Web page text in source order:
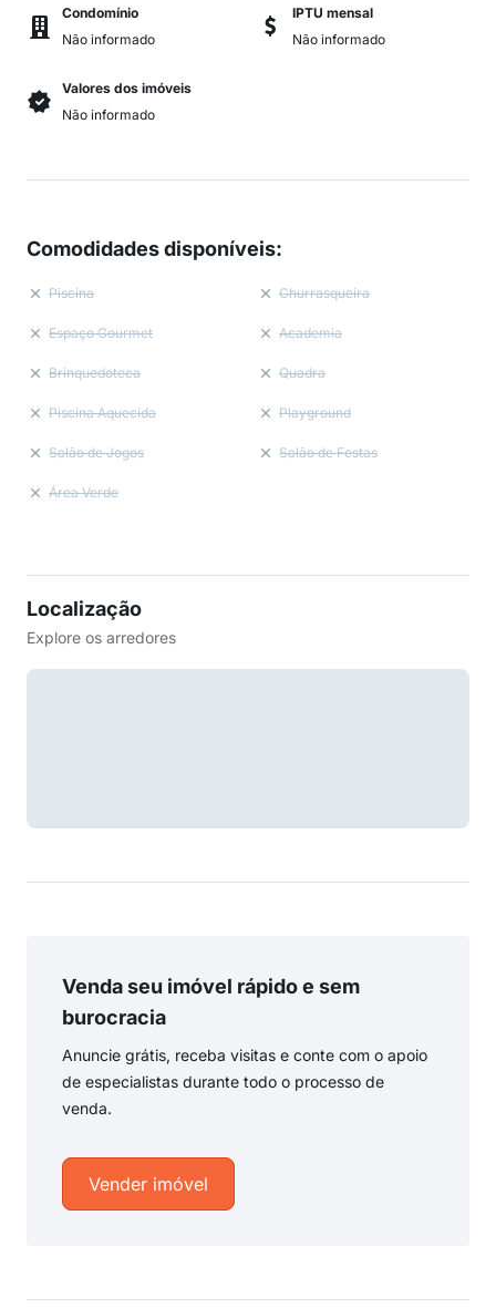
Condomínio
Não informado
IPTU mensal
Não informado
Valores dos imóveis
Não informado
Comodidades disponíveis:
Piscina Churrasqueira
Espaço Gourmet Academia
Brinquedoteca Quadra
Piscina Aquecida Playground
Salão de Jogos Salão de Festas
Área Verde
Localização
Explore os arredores
Venda seu imóvel rápido e sem
burocracia
Anuncie grátis, receba visitas e conte com o apoio
de especialistas durante todo o processo de
venda.
Vender imóvel